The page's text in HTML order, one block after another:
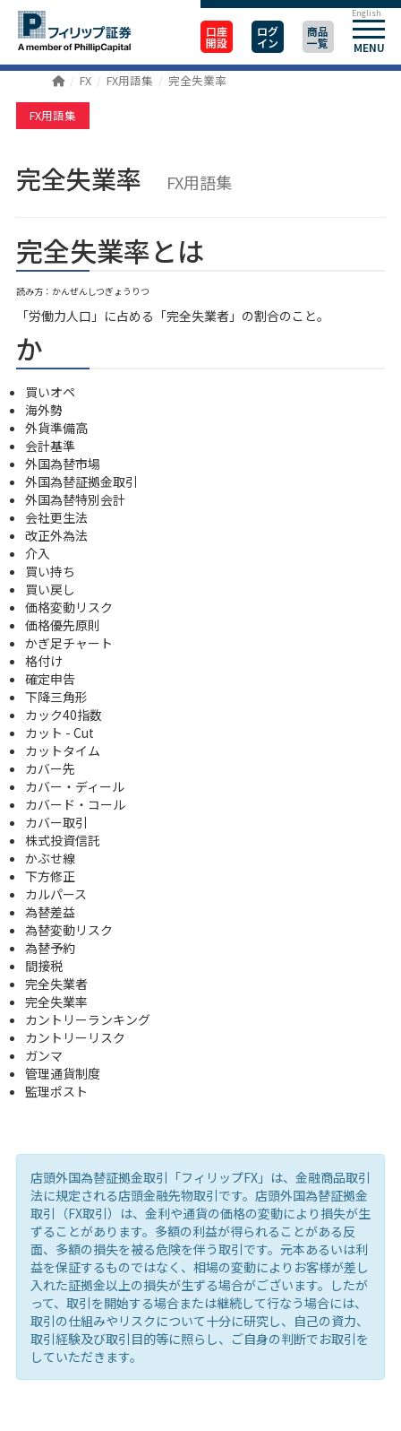
口座
開設
ログ
イン
商品
一覧 MENU
English
FX FX用語集 完全失業率
FX用語集
完全失業率 FX用語集
完全失業率とは
読み方：かんぜんしつぎょうりつ
「労働力人口」に占める「完全失業者」の割合のこと。
か
買いオペ
海外勢
外貨準備高
会計基準
外国為替市場
外国為替証拠金取引
外国為替特別会計
会社更生法
改正外為法
介入
買い持ち
買い戻し
価格変動リスク
価格優先原則
かぎ足チャート
格付け
確定申告
下降三角形
カック40指数
カット - Cut
カットタイム
カバー先
カバー・ディール
カバード・コール
カバー取引
株式投資信託
かぶせ線
下方修正
カルパース
為替差益
為替変動リスク
為替予約
間接税
完全失業者
完全失業率
カントリーランキング
カントリーリスク
ガンマ
管理通貨制度
監理ポスト
店頭外国為替証拠金取引「フィリップFX」は、金融商品取引
法に規定される店頭金融先物取引です。店頭外国為替証拠金
取引（FX取引）は、金利や通貨の価格の変動により損失が生
ずることがあります。多額の利益が得られることがある反
面、多額の損失を被る危険を伴う取引です。元本あるいは利
益を保証するものではなく、相場の変動によりお客様が差し
入れた証拠金以上の損失が生ずる場合がございます。したが
って、取引を開始する場合または継続して行なう場合には、
取引の仕組みやリスクについて十分に研究し、自己の資力、
取引経験及び取引目的等に照らし、ご自身の判断でお取引を
していただきます。